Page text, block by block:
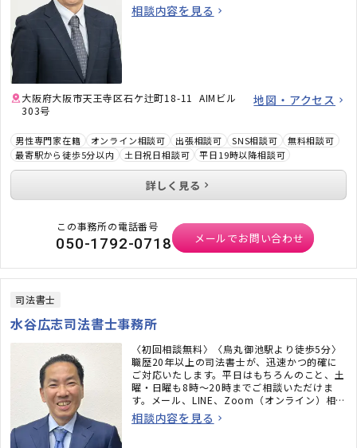
相談内容を見る
大阪府大阪市天王寺区石ケ辻町18-11 AIMビル
303号
地図・アクセス
男性専門家在籍 オンライン相談可 出張相談可 SNS相談可
無料相談可
最寄駅から徒歩5分以内
土日祝日相談可 平日19時以降相談可
詳しく見る
この事務所の電話番号
050-1792-0718 メールでお問い合わせ
司法書士
水谷広志司法書士事務所
〈初回相談無料〉〈烏丸御池駅より徒歩5分〉
職歴20年以上の司法書士が、迅速かつ的確に
ご対応いたします。平日はもちろんのこと、土
曜・日曜も8時〜20時までご相談いただけま
す。メール、LINE、Zoom（オンライン）相談
も承ります。必ず何かしらのアドバイスをさせ
ていただきますので、お気軽にご連絡くださ
相談内容を見る